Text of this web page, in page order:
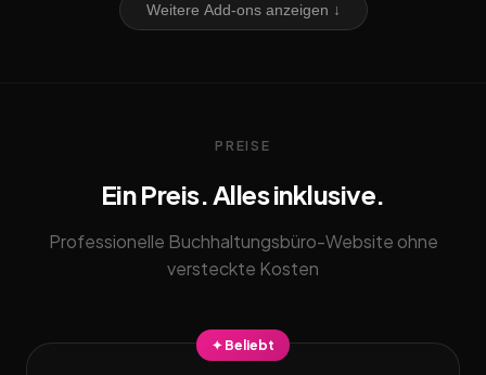
Weitere Add-ons anzeigen ↓
PREISE
Ein Preis. Alles inklusive.
Professionelle Buchhaltungsbüro-Website ohne
versteckte Kosten
✦ Beliebt